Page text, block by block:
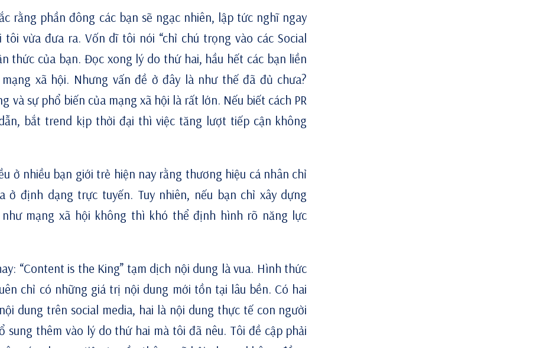
rằng phần đông các bạn sẽ ngạc nhiên, lập tức nghĩ ngay
vừa đưa ra. Vốn dĩ tôi nói “chỉ chú trọng vào các Social
thức của bạn. Đọc xong lý do thứ hai, hầu hết các bạn liền
xã hội. Nhưng vấn đề ở đây là như thế đã đủ chưa?
và sự phổ biến của mạng xã hội là rất lớn. Nếu biết cách PR
bắt trend kịp thời đại thì việc tăng lượt tiếp cận không
ở nhiều bạn giới trẻ hiện nay rằng thương hiệu cá nhân chỉ
định dạng trực tuyến. Tuy nhiên, nếu bạn chỉ xây dựng
mạng xã hội không thì khó thể định hình rõ năng lực
“Content is the King” tạm dịch nội dung là vua. Hình thức
chỉ có những giá trị nội dung mới tồn tại lâu bền. Có hai
dung trên social media, hai là nội dung thực tế con người
thêm vào lý do thứ hai mà tôi đã nêu. Tôi đề cập phải